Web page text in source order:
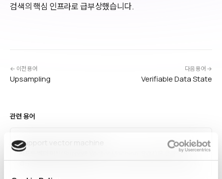
검색의 핵심 인프라로 급부상했습니다.
← 이전 용어
Upsampling
다음 용어 →
Verifiable Data State
관련 용어
Support vector machine
서포트 벡터 머신(Support Vector Machine, SVM)은 클래스 간
경계를 최대화하는 초평면을 찾는 지도 학습 알고리즘입니다. 커널 트릭을